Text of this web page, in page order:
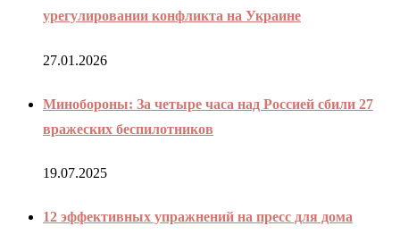
урегулировании конфликта на Украине
27.01.2026
Минобороны: За четыре часа над Россией сбили 27
вражеских беспилотников
19.07.2025
12 эффективных упражнений на пресс для дома